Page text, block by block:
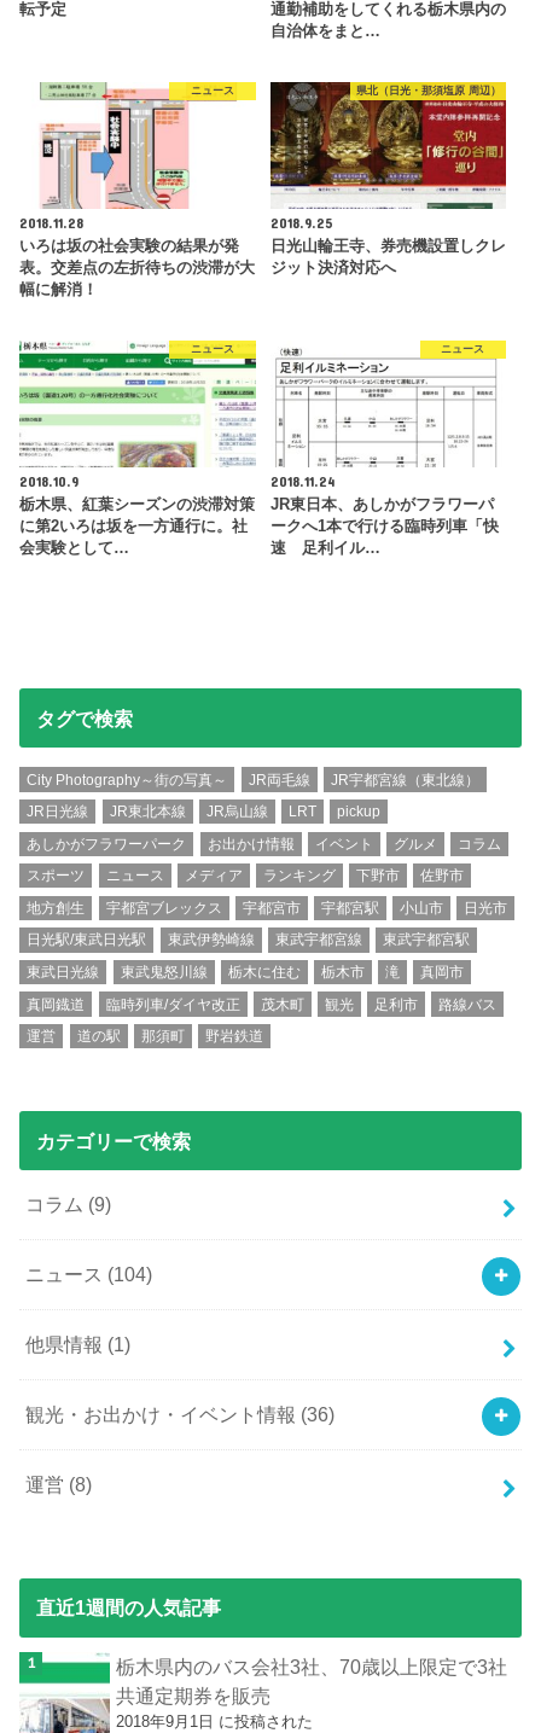
転予定
通勤補助をしてくれる栃木県内の
自治体をまと…
ニュース
2018.11.28
いろは坂の社会実験の結果が発
表。交差点の左折待ちの渋滞が大
幅に解消！
県北（日光・那須塩原 周辺）
2018.9.25
日光山輪王寺、券売機設置しクレ
ジット決済対応へ
ニュース
2018.10.9
栃木県、紅葉シーズンの渋滞対策
に第2いろは坂を一方通行に。社
会実験として…
ニュース
2018.11.24
JR東日本、あしかがフラワーパ
ークへ1本で行ける臨時列車「快
速 足利イル…
タグで検索
City Photography～街の写真～ JR両毛線
JR宇都宮線（東北線）
JR日光線
JR東北本線 JR烏山線 LRT
pickup
あしかがフラワーパーク
お出かけ情報 イベント グルメ
コラム
スポーツ
ニュース メディア ランキング 下野市
佐野市
地方創生
宇都宮ブレックス 宇都宮市 宇都宮駅 小山市
日光市
日光駅/東武日光駅
東武伊勢崎線 東武宇都宮線
東武宇都宮駅
東武日光線
東武鬼怒川線 栃木に住む 栃木市 滝
真岡市
真岡鐡道
臨時列車/ダイヤ改正 茂木町 観光 足利市
路線バス
運営
道の駅 那須町 野岩鉄道
カテゴリーで検索
コラム (9)
ニュース (104)
他県情報 (1)
観光・お出かけ・イベント情報 (36)
運営 (8)
直近1週間の人気記事
栃木県内のバス会社3社、70歳以上限定で3社
共通定期券を販売
2018年9月1日 に投稿された